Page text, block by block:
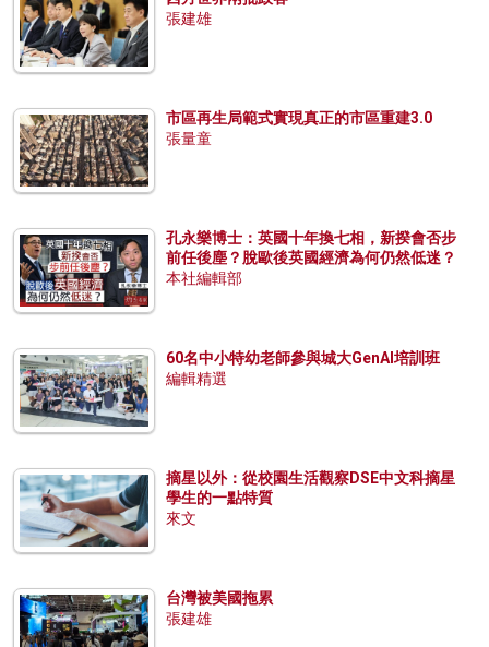
張建雄
市區再生局範式實現真正的市區重建3.0
張量童
孔永樂博士：英國十年換七相，新揆會否步
前任後塵？脫歐後英國經濟為何仍然低迷？
本社編輯部
60名中小特幼老師參與城大GenAI培訓班
編輯精選
摘星以外：從校園生活觀察DSE中文科摘星
學生的一點特質
來文
台灣被美國拖累
張建雄